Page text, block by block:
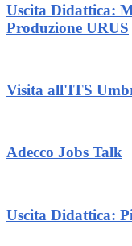
Uscita Didattica:
Produzione URUS
Visita all'ITS
Adecco Jobs Talk
Uscita Didattica: